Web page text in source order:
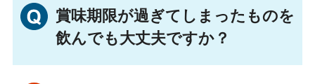
賞味期限が過ぎてしまったものを
飲んでも大丈夫ですか？